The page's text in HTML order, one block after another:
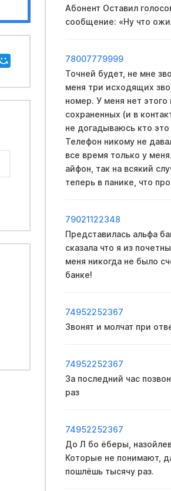
Абонент Оставил
сообщение: «Ну что
78007779999
Точней будет, не мне
меня три исходящих
номер. У меня нет этого
сохраненных (и в
не догадываюсь кто это
Телефон никому не
все время только у
айфон, так на всякий
теперь в панике, что
79021122348
Представилась альфа
сказала что я из
меня никогда не было
банке!
74952252367
Звонят и молчат при
74952252367
За последний час
раз
74952252367
До Л бо ёберы,
Которые не понимают,
пошлёшь тысячу раз.